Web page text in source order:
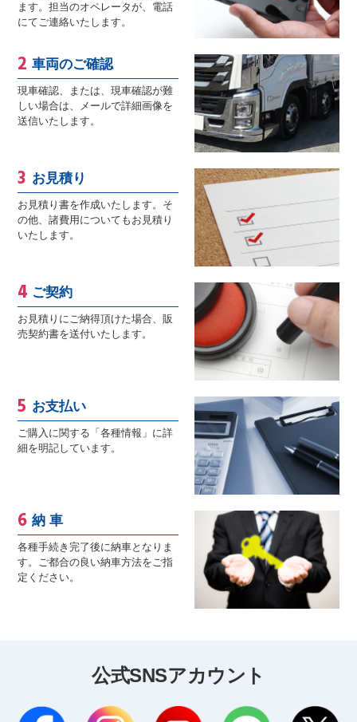
ます。担当のオペレータが、電話
にてご連絡いたします。
車両のご確認
現車確認、または、現車確認が難
しい場合は、メールで詳細画像を
送信いたします。
お見積り
お見積り書を作成いたします。そ
の他、諸費用についてもお見積り
いたします。
ご契約
お見積りにご納得頂けた場合、販
売契約書を送付いたします。
お支払い
ご購入に関する「各種情報」に詳
細を明記しています。
納 車
各種手続き完了後に納車となりま
す。ご都合の良い納車方法をご指
定ください。
公式SNSアカウント